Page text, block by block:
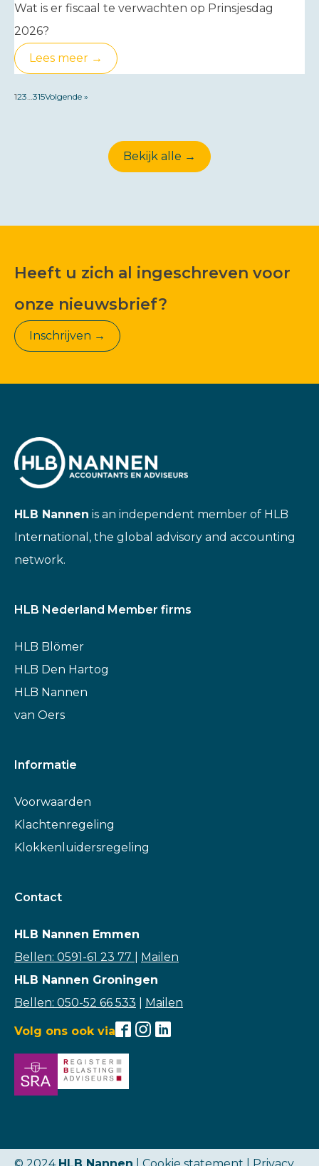
Wat is er fiscaal te verwachten op Prinsjesdag
2026?
Lees meer →
123 315Volgende »
Bekijk alle →
Heeft u zich al ingeschreven voor
onze nieuwsbrief?
Inschrijven →
HLB Nannen is an independent member of HLB
International, the global advisory and accounting
network.
HLB Nederland Member firms
HLB Blömer
HLB Den Hartog
HLB Nannen
van Oers
Informatie
Voorwaarden
Klachtenregeling
Klokkenluidersregeling
Contact
HLB Nannen Emmen
Bellen: 0591-61 23 77
Mailen
HLB Nannen Groningen
Bellen: 050-52 66 533
Mailen
Volg ons ook via
© 2024 HLB Nannen | Cookie statement | Privacy